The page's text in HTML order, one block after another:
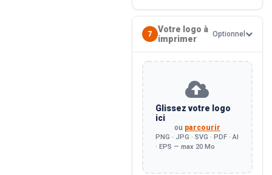
7
Votre logo à
imprimer
Optionnel
Glissez votre logo
ici
ou parcourir
PNG · JPG · SVG · PDF · AI
· EPS — max 20 Mo